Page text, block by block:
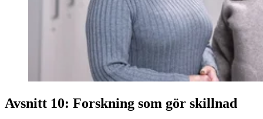
Avsnitt 10: Forskning som gör skillnad